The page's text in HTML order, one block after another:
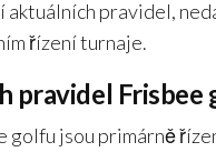
aktuálních pravidel,
řízení turnaje.
pravidel Frisbee
jsou primárně